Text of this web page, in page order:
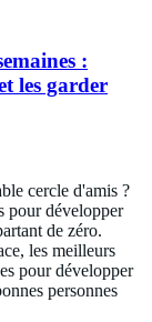
:
les garder
cercle d'amis ?
pour développer
de zéro.
les meilleurs
pour développer
personnes